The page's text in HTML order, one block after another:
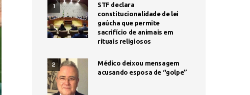
1
STF declara
constitucionalidade de lei
gaúcha que permite
sacrifício de animais em
rituais religiosos
2
Médico deixou mensagem
acusando esposa de “golpe”